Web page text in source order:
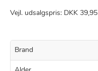
Vejl. udsalgspris: DKK 39,95
Brand